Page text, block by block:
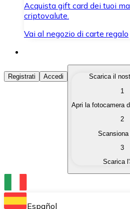
Acquista gift card dei tuoi
criptovalute.
Vai al negozio di carte regalo
Acquista Criptovalute
Acquista le criptovalute
Converti le tue criptovalute
Scambia una criptovaluta
Conserva le tue cripto in un
Registrati Accedi
Scarica il
1
Apri la fotocamera
2
Scansiona
3
Scarica
Español